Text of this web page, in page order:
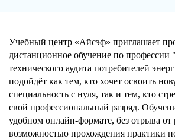
Учебный центр «Айсэф» приглашает
дистанционное обучение по профессии
технического аудита потребителей
подойдёт как тем, кто хочет освоить
специальность с нуля, так и тем, кто
свой профессиональный разряд.
удобном онлайн-формате, без отрыва от
возможностью прохождения практики